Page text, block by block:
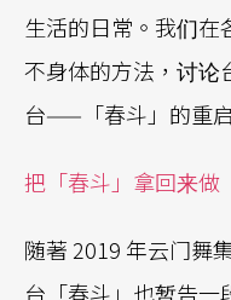
生活的日常。我们在
不身体的方法，讨论
台——「春斗」的重
把「春斗」拿回来做
随著 2019 年云门舞
台「春斗」也暂告